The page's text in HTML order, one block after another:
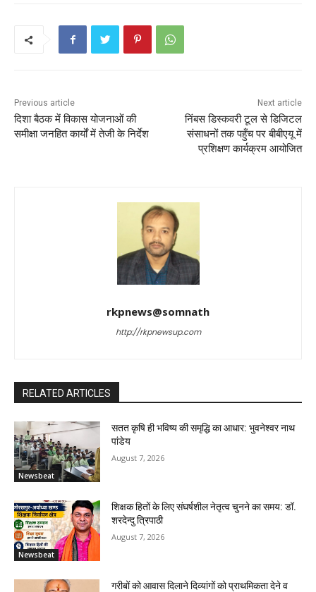
Previous article
दिशा बैठक में विकास योजनाओं की
समीक्षा जनहित कार्यों में तेजी के निर्देश
Next article
निंबस डिस्कवरी टूल से डिजिटल
संसाधनों तक पहुँच पर बीबीएयू में
प्रशिक्षण कार्यक्रम आयोजित
rkpnews@somnath
http://rkpnewsup.com
RELATED ARTICLES
Newsbeat
सतत कृषि ही भविष्य की समृद्धि का आधार: भुवनेश्वर नाथ
पांडेय
August 7, 2026
Newsbeat
शिक्षक हितों के लिए संघर्षशील नेतृत्व चुनने का समय: डॉ.
शरदेन्दु त्रिपाठी
August 7, 2026
गरीबों को आवास दिलाने दिव्यांगों को प्राथमिकता देने व